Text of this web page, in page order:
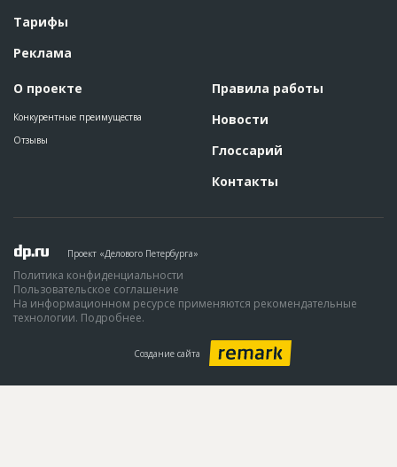
Тарифы
Реклама
О проекте
Конкурентные преимущества
Отзывы
Правила работы
Новости
Глоссарий
Контакты
Проект «Делового Петербурга»
Политика конфиденциальности
Пользовательское соглашение
На информационном ресурсе применяются рекомендательные
технологии. Подробнее.
Создание сайта